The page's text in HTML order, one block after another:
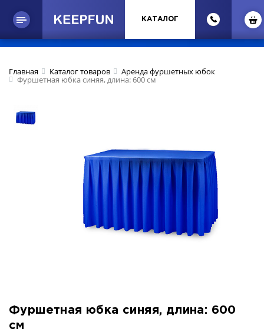
КАТАЛОГ
Главная Каталог товаров Аренда фуршетных юбок
Фуршетная юбка синяя, длина: 600 см
Фуршетная юбка синяя, длина: 600
см